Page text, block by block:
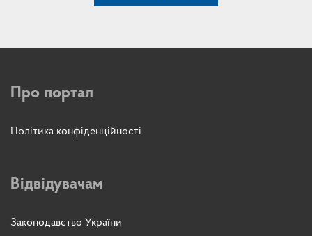
Про портал
Політика конфіденційності
Відвідувачам
Законодавство України